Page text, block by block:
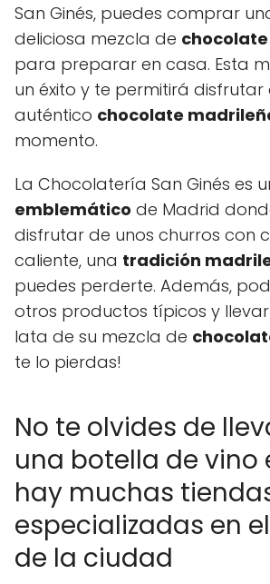
San Ginés, puedes comprar
deliciosa mezcla de
para preparar en casa. Esta
un éxito y te permitirá disfrutar
auténtico chocolate
momento.
La Chocolatería San Ginés es
emblemático de Madrid
disfrutar de unos churros con
caliente, una tradición
puedes perderte. Además,
otros productos típicos y
lata de su mezcla de
te lo pierdas!
No te olvides de
una botella de vino
hay muchas
especializadas en
de la ciudad